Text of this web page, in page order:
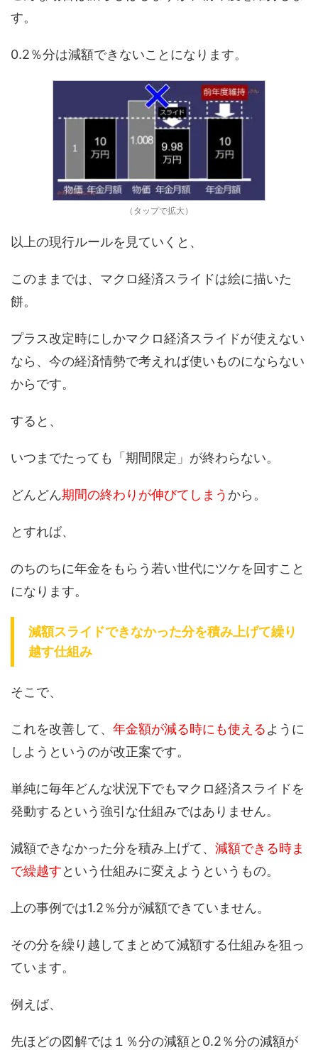
す。
0.2％分は減額できないことになります。
（タップで拡大）
以上の現行ルールを見ていくと、
このままでは、マクロ経済スライドは絵に描いた
餅。
プラス改定時にしかマクロ経済スライドが使えない
なら、今の経済情勢で考えれば使いものにならない
からです。
すると、
いつまでたっても「期間限定」が終わらない。
どんどん期間の終わりが伸びてしまう から。
とすれば、
のちのちに年金をもらう若い世代にツケを回すこと
になります。
減額スライドできなかった分を積み上げて繰り
越す仕組み
そこで、
これを改善して、 年金額が減る時にも使えるように
しようというのが改正案です。
単純に毎年どんな状況下でもマクロ経済スライドを
発動するという強引な仕組みではありません。
減額できなかった分を積み上げて、 減額できる時ま
で繰越すという仕組みに変えようというもの。
上の事例では1.2％分が減額できていません。
その分を繰り越してまとめて減額する仕組みを狙っ
ています。
例えば、
先ほどの図解では１％分の減額と0.2％分の減額が